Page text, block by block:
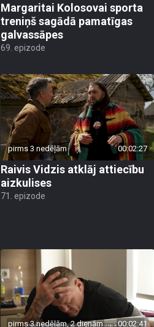
Margaritai Kolosovai sporta
treniņš sagādā pamatīgas
galvassāpes
69. epizode
pirms 3 nedēļām 00:02:27
Raivis Vidzis atklāj attiecību
aizkulises
71. epizode
pirms 3 nedēļām, 2 dienām 00:02:41